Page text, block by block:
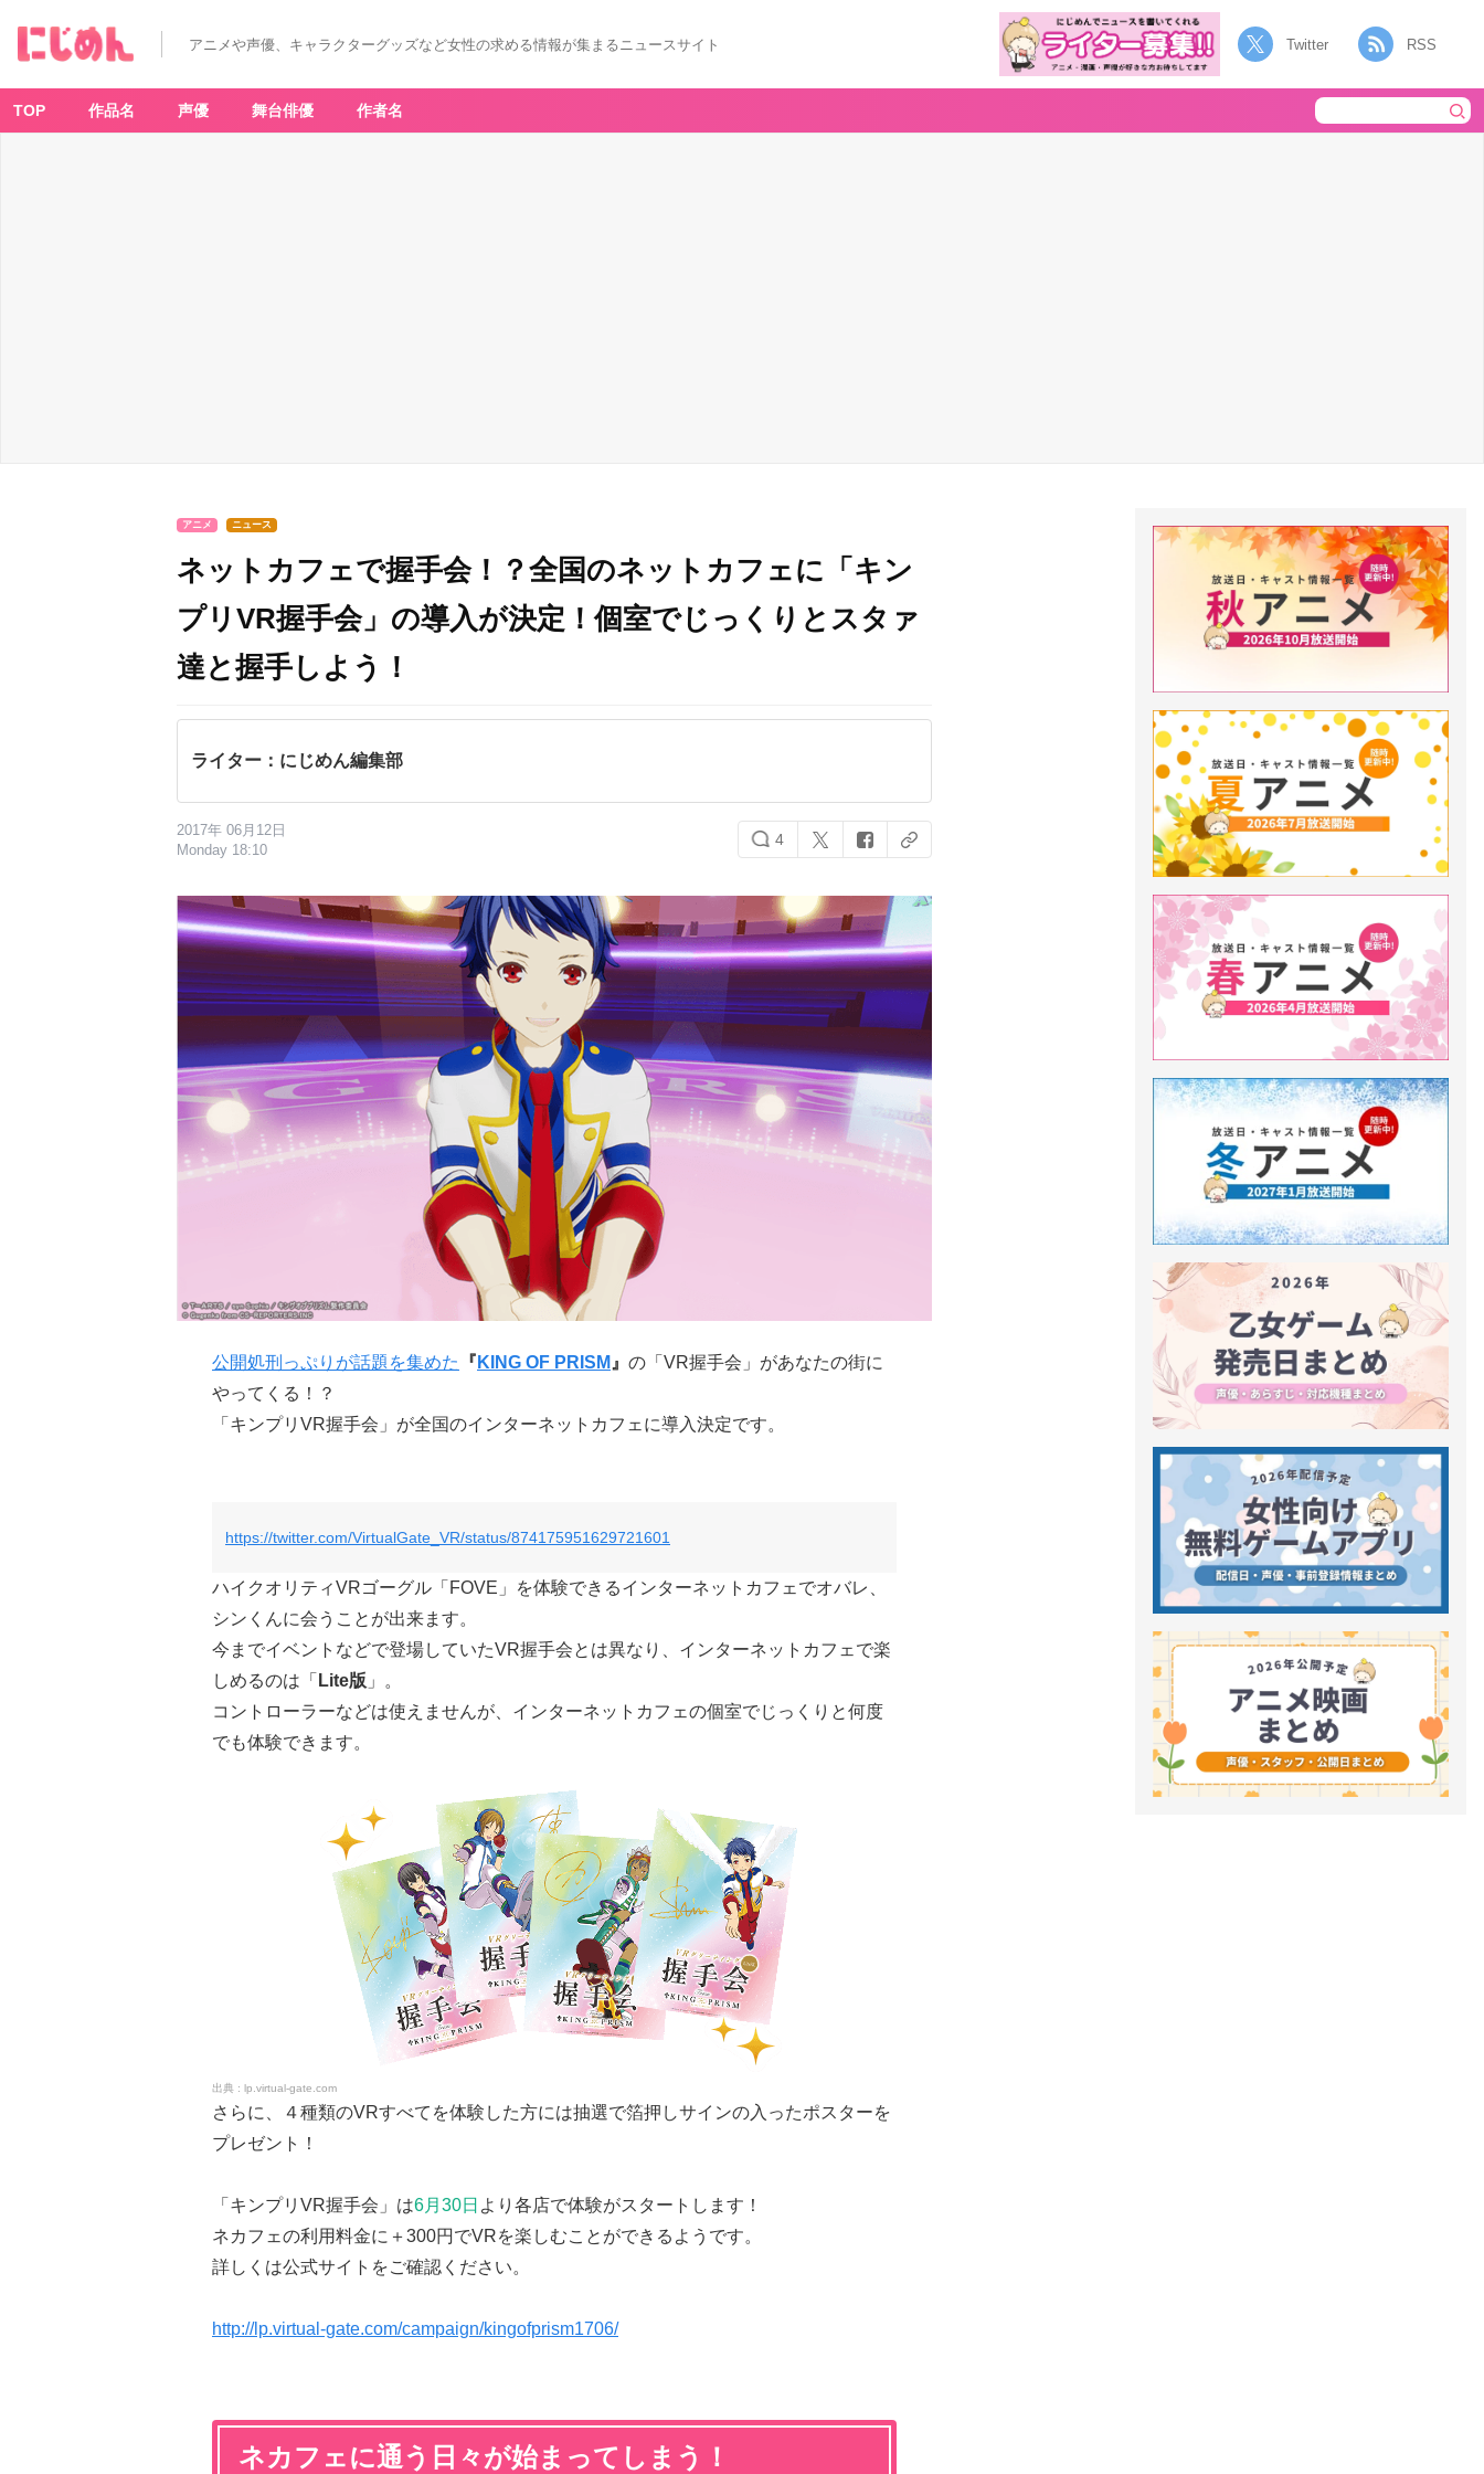
アニメや声優、キャラクターグッズなど女性の求める情報が集まるニュースサイト Twitter RSS
TOP 作品名 声優 舞台俳優 作者名
アニメ ニュース
ネットカフェで握手会！？全国のネットカフェに「キン
プリVR握手会」の導入が決定！個室でじっくりとスタァ
達と握手しよう！
ライター：にじめん編集部
2017年 06月12日
Monday 18:10
4
公開処刑っぷりが話題を集めた 『 KING OF PRISM 』 の「VR握手会」があなたの街に
やってくる！？
「キンプリVR握手会」が全国のインターネットカフェに導入決定です。
https://twitter.com/VirtualGate_VR/status/874175951629721601
ハイクオリティVRゴーグル「FOVE」を体験できるインターネットカフェでオバレ、
シンくんに会うことが出来ます。
今までイベントなどで登場していたVR握手会とは異なり、インターネットカフェで楽
しめるのは「 Lite版 」。
コントローラーなどは使えませんが、インターネットカフェの個室でじっくりと何度
でも体験できます。
lp.virtual-gate.com
さらに、４種類のVRすべてを体験した方には抽選で箔押しサインの入ったポスターを
プレゼント！
「キンプリVR握手会」は6月30日 より各店で体験がスタートします！
ネカフェの利用料金に＋300円でVRを楽しむことができるようです。
詳しくは公式サイトをご確認ください。
http://lp.virtual-gate.com/campaign/kingofprism1706/
ネカフェに通う日々が始まってしまう！